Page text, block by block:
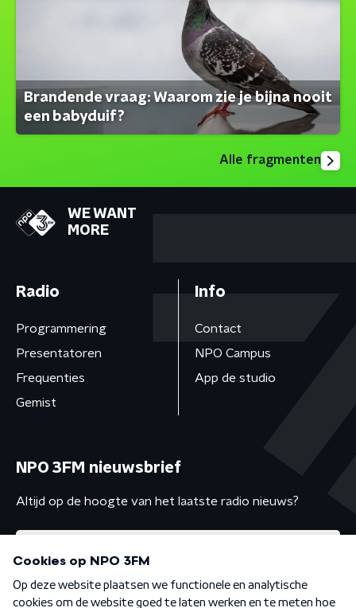
Brandende vraag: Waarom zie je bijna nooit
een babyduif?
Alle fragmenten
WE WANT
MORE
Radio
Programmering
Presentatoren
Frequenties
Gemist
Info
Contact
NPO Campus
App de studio
NPO 3FM nieuwsbrief
Altijd op de hoogte van het laatste radio nieuws?